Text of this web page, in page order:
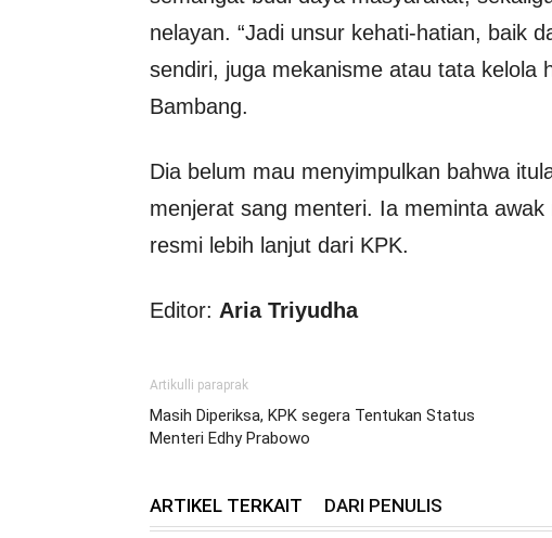
nelayan. “Jadi unsur kehati-hatian, baik
sendiri, juga mekanisme atau tata kelola
Bambang.
Dia belum mau menyimpulkan bahwa
menjerat sang menteri. Ia meminta
resmi lebih lanjut dari KPK.
Editor: Aria Triyudha
Artikulli paraprak
Masih Diperiksa, KPK segera Tentukan Status
Menteri Edhy Prabowo
ARTIKEL TERKAIT DARI PENULIS